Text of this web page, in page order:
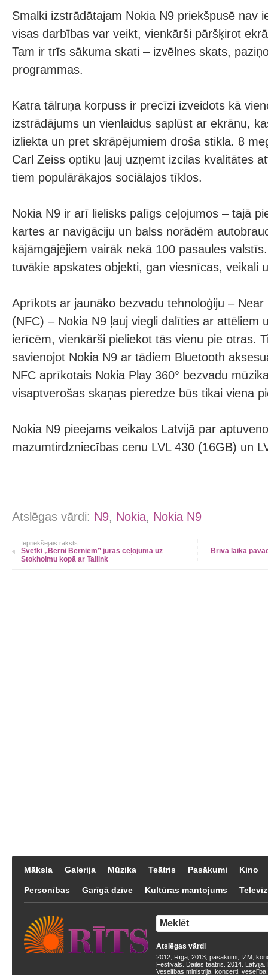
Smalki izstrādātajam Nokia N9 priekšpusē nav
visas darbības var veikt, vienkārši pāršķirot
Tam ir trīs sākuma skati – izvēlnes skats,
programmas.
Katra tālruņa korpuss ir precīzi izveidots kā
izstrādājums un vienlaidus saplūst ar ekrānu,
izliekta un pret skrāpējumiem droša stikla. 8
Carl Zeiss optiku ļauj uzņemt izcilas kvalitātes
tiem populārākajos sociālajos tīklos.
Nokia N9 ir arī lielisks palīgs ceļojumos – tajā
kartes ar navigāciju un balss norādēm
kājāmgājējiem vairāk nekā 100 pasaules
tuvākie apskates objekti, gan viesnīcas, veikali
Aprīkots ar jaunāko bezvadu tehnoloģiju –
(NFC) – Nokia N9 ļauj viegli dalīties ar attēliem
ierīcēm, vienkārši pieliekot tās vienu pie otras.
savienojot Nokia N9 ar tādiem Bluetooth
NFC aprīkotais Nokia Play 360° bezvadu
visaptverošas skaņas pieredze būs tikai viena
Nokia N9 pieejams veikalos Latvijā par
mazumtirdzniecības cenu LVL 430 (16GB) un
Atslēgas vārdi: N9, Nokia, Nokia N9
Iepriekšējais raksts
Svētki „Bērni Bērniem” jūras ceļojumā uz
Stokholmu kopā ar Tallink
Brīvā laika
Māksla Galerija Mūzika Teātris Pasākumi Kino
Personības Garīgā dzīve Kultūras mantojums
Atslēgas vārdi
2012 Rīga 2013 pasākumi IZM
Festivāls
Dailes teātris 2014 Latvija
Veselības ministrija koncerti veselība